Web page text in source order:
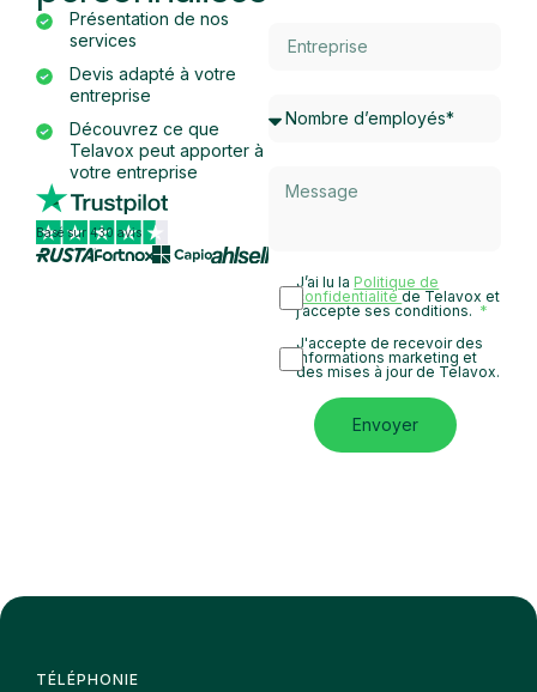
Présentation de nos
services
Devis adapté à votre
entreprise
Découvrez ce que
Telavox peut apporter à
votre entreprise
Basé sur 430 avis
J’ai lu la Politique de
confidentialitéde Telavox et
j’accepte ses conditions.
J'accepte de recevoir des
informations marketing et
des mises à jour de Telavox.
Envoyer
TÉLÉPHONIE